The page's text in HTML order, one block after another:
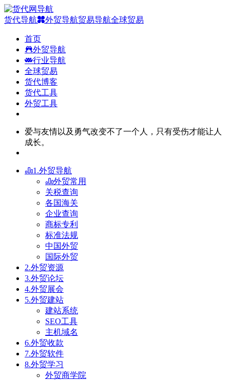
货代导航 外贸导航贸易导航全球贸易
首页
外贸导航
行业导航
全球贸易
货代博客
货代工具
外贸工具
爱与友情以及勇气改变不了一个人，只有受伤才能让人
成长。
1.外贸导航
外贸常用
关税查询
各国海关
企业查询
商标专利
标准法规
中国外贸
国际外贸
2.外贸资源
3.外贸论坛
4.外贸展会
5.外贸建站
建站系统
SEO工具
主机域名
6.外贸收款
7.外贸软件
8.外贸学习
外贸商学院